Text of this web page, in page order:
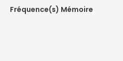
Fréquence(s) Mémoire